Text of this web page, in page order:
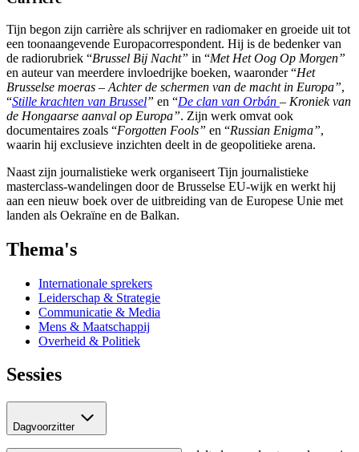
Tijn begon zijn carrière als schrijver en radiomaker en groeide uit tot
een toonaangevende Europacorrespondent. Hij is de bedenker van
de radiorubriek “Brussel Bij Nacht” in “Met Het Oog Op Morgen”
en auteur van meerdere invloedrijke boeken, waaronder “Het
Brusselse moeras – Achter de schermen van de macht in Europa”,
“Stille krachten van Brussel” en “De clan van Orbán – Kroniek van
de Hongaarse aanval op Europa”. Zijn werk omvat ook
documentaires zoals “Forgotten Fools” en “Russian Enigma”,
waarin hij exclusieve inzichten deelt in de geopolitieke arena.
Naast zijn journalistieke werk organiseert Tijn journalistieke
masterclass-wandelingen door de Brusselse EU-wijk en werkt hij
aan een nieuw boek over de uitbreiding van de Europese Unie met
landen als Oekraïne en de Balkan.
Thema's
Internationale sprekers
Leiderschap & Strategie
Communicatie & Media
Mens & Maatschappij
Overheid & Politiek
Sessies
Dagvoorzitter